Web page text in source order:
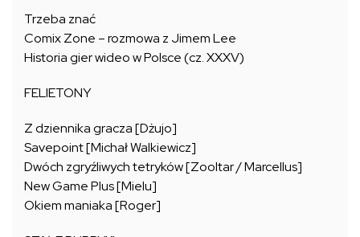
Trzeba znać
Comix Zone – rozmowa z Jimem Lee
Historia gier wideo w Polsce (cz. XXXV)
FELIETONY
Z dziennika gracza [Dżujo]
Savepoint [Michał Walkiewicz]
Dwóch zgryźliwych tetryków [Zooltar / Marcellus]
New Game Plus [Mielu]
Okiem maniaka [Roger]